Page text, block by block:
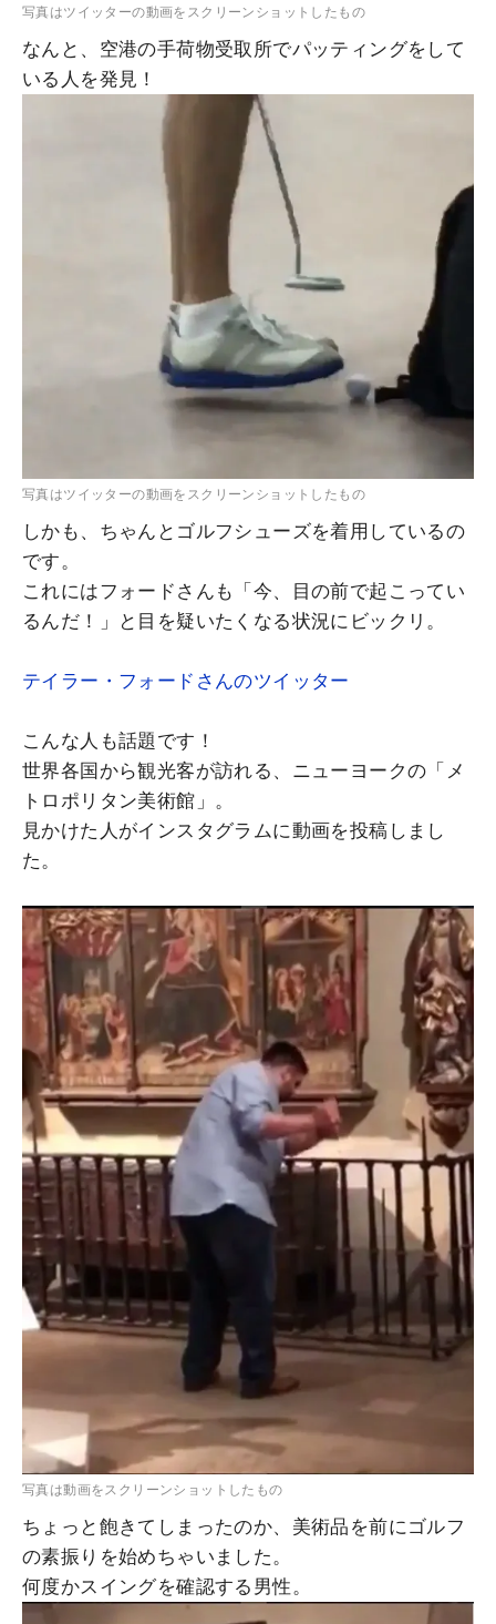
写真はツイッターの動画をスクリーンショットしたもの
なんと、空港の手荷物受取所でパッティングをして
いる人を発見！
写真はツイッターの動画をスクリーンショットしたもの
しかも、ちゃんとゴルフシューズを着用しているの
です。
これにはフォードさんも「今、目の前で起こってい
るんだ！」と目を疑いたくなる状況にビックリ。
テイラー・フォードさんのツイッター
こんな人も話題です！
世界各国から観光客が訪れる、ニューヨークの「メ
トロポリタン美術館」。
見かけた人がインスタグラムに動画を投稿しまし
た。
写真は動画をスクリーンショットしたもの
ちょっと飽きてしまったのか、美術品を前にゴルフ
の素振りを始めちゃいました。
何度かスイングを確認する男性。